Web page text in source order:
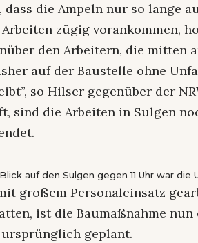
die Ampeln nur so lange
zügig vorankommen,
den Arbeitern, die mitten
auf der Baustelle ohne
so Hilser gegenüber der
sind die Arbeiten in Sulgen
auf den Sulgen gegen 11 Uhr war die
großem Personaleinsatz
ist die Baumaßnahme
geplant.